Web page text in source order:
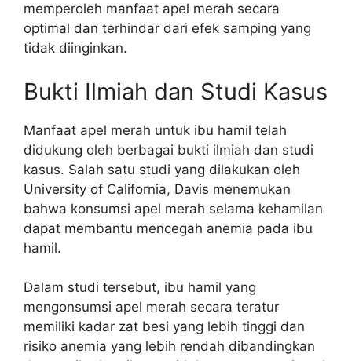
memperoleh manfaat apel merah secara
optimal dan terhindar dari efek samping yang
tidak diinginkan.
Bukti Ilmiah dan Studi Kasus
Manfaat apel merah untuk ibu hamil telah
didukung oleh berbagai bukti ilmiah dan studi
kasus. Salah satu studi yang dilakukan oleh
University of California, Davis menemukan
bahwa konsumsi apel merah selama kehamilan
dapat membantu mencegah anemia pada ibu
hamil.
Dalam studi tersebut, ibu hamil yang
mengonsumsi apel merah secara teratur
memiliki kadar zat besi yang lebih tinggi dan
risiko anemia yang lebih rendah dibandingkan